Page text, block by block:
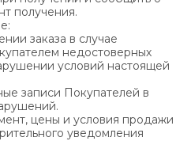
получения.
заказа в случае
недостоверных
условий настоящей
записи Покупателей в
цены и условия продажи
уведомления